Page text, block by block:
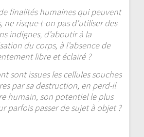
finalités humaines qui peuvent
ne risque-t-on pas d’utiliser des
indignes, d’aboutir à la
du corps, à l’absence de
libre et éclairé ?
sont issues les cellules souches
par sa destruction, en perd-il
humain, son potentiel le plus
parfois passer de sujet à objet ?